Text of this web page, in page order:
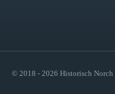
© 2018 - 2026 Historisch Norch